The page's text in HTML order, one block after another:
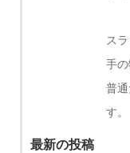
ス
手の
普
す。
最新の投稿